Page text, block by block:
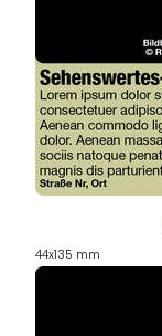
44x135 mm